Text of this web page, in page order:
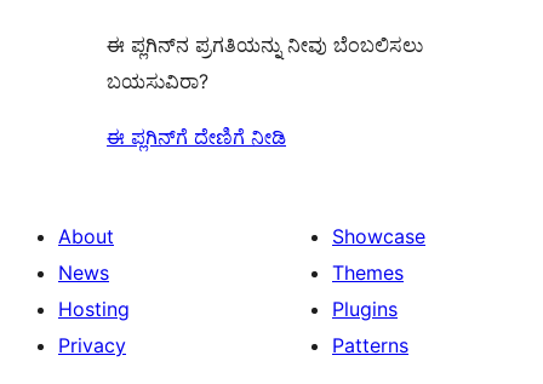
ಈ ಪ್ಲಗಿನ್‌ನ ಪ್ರಗತಿಯನ್ನು ನೀವು ಬೆಂಬಲಿಸಲು
ಬಯಸುವಿರಾ?
ಈ ಪ್ಲಗಿನ್‌ಗೆ ದೇಣಿಗೆ ನೀಡಿ
About
News
Hosting
Privacy
Showcase
Themes
Plugins
Patterns